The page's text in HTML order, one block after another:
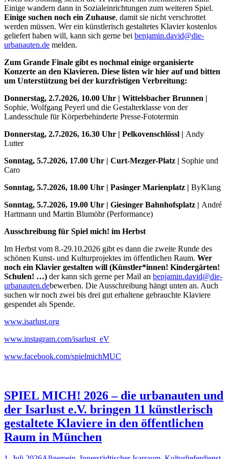
Einige wandern dann in Sozialeinrichtungen zum weiteren Spiel.
Einige suchen noch ein Zuhause, damit sie nicht verschrottet
werden müssen. Wer ein künstlerisch gestaltetes Klavier kostenlos
geliefert haben will, kann sich gerne bei benjamin.david@die-
urbanauten.de melden.
Zum Grande Finale gibt es nochmal einige organisierte
Konzerte an den Klavieren. Diese listen wir hier auf und bitten
um Unterstützung bei der kurzfristigen Verbreitung:
Donnerstag, 2.7.2026, 10.00 Uhr | Wittelsbacher Brunnen |
Sophie, Wolfgang Peyerl und die Gestalterklasse von der
Landesschule für Körperbehinderte Presse-Fototermin
Donnerstag, 2.7.2026, 16.30 Uhr | Pelkovenschlössl | Andy
Lutter
Sonntag, 5.7.2026, 17.00 Uhr | Curt-Mezger-Platz | Sophie und
Caro
Sonntag, 5.7.2026, 18.00 Uhr | Pasinger Marienplatz | ByKlang
Sonntag, 5.7.2026, 19.00 Uhr | Giesinger Bahnhofsplatz | André
Hartmann und Martin Blumöhr (Performance)
Ausschreibung für Spiel mich! im Herbst
Im Herbst vom 8.-29.10.2026 gibt es dann die zweite Runde des
schönen Kunst- und Kulturprojektes im öffentlichen Raum. Wer
noch ein Klavier gestalten will (Künstler*innen! Kindergärten!
Schulen! …) der kann sich gerne per Mail an benjamin.david@die-
urbanauten.debewerben. Die Ausschreibung hängt unten an. Auch
suchen wir noch zwei bis drei gut erhaltene gebrauchte Klaviere
gespendet als Spende.
www.isarlust.org
www.instagram.com/isarlust_eV
www.facebook.com/spielmichMUC
SPIEL MICH! 2026 – die urbanauten und
der Isarlust e.V. bringen 11 künstlerisch
gestaltete Klaviere in den öffentlichen
Raum in München